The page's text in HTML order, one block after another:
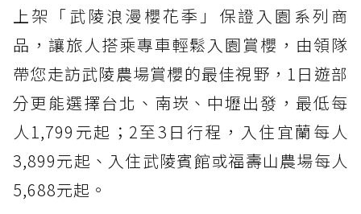
上架「武陵浪漫櫻花季」保證入園系列商
品，讓旅人搭乘專車輕鬆入園賞櫻，由領隊
帶您走訪武陵農場賞櫻的最佳視野，1日遊部
分更能選擇台北、南崁、中壢出發，最低每
人1,799元起；2至3日行程，入住宜蘭每人
3,899元起、入住武陵賓館或福壽山農場每人
5,688元起。